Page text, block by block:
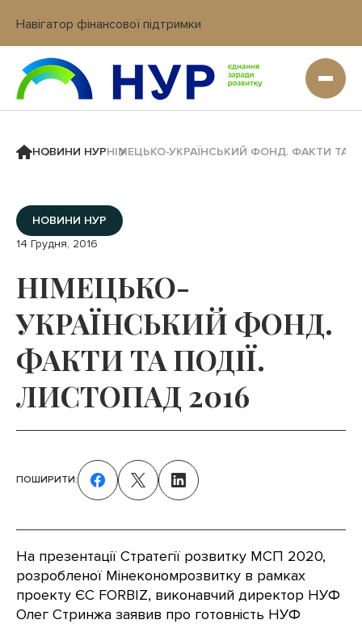
Навігатор фінансової підтримки
Вхід в кабінет IT платформи
НОВИНИ НУРНІМЕЦЬКО-УКРАЇНСЬКИЙ ФОНД. ФАКТИ ТА
НОВИНИ НУР
14 Грудня, 2016
НІМЕЦЬКО-
УКРАЇНСЬКИЙ ФОНД.
ФАКТИ ТА ПОДІЇ.
ЛИСТОПАД 2016
На презентації Стратегії розвитку МСП 2020,
розробленої Мінекономрозвитку в рамках
проекту ЄС FORBIZ, виконавчий директор НУФ
Олег Стринжа заявив про готовність НУФ
ПОШИРИТИ: